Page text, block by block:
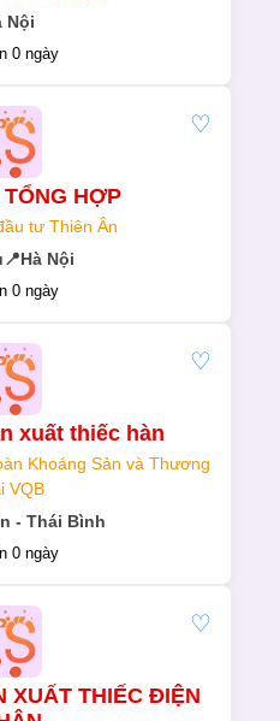
Nội
0 ngày
HỢP
tư Thiên Ân
📍Hà Nội
♡
0 ngày
xuất thiếc hàn
Khoáng Sản và Thương
VQB
- Thái Bình
♡
0 ngày
XUẤT THIẾC ĐIỆN
♡